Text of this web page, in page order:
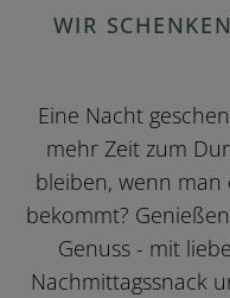
WIR
Eine Nacht
mehr Zeit zum
bleiben, wenn man
bekommt?
Genuss - mit
Nachmittagssnack